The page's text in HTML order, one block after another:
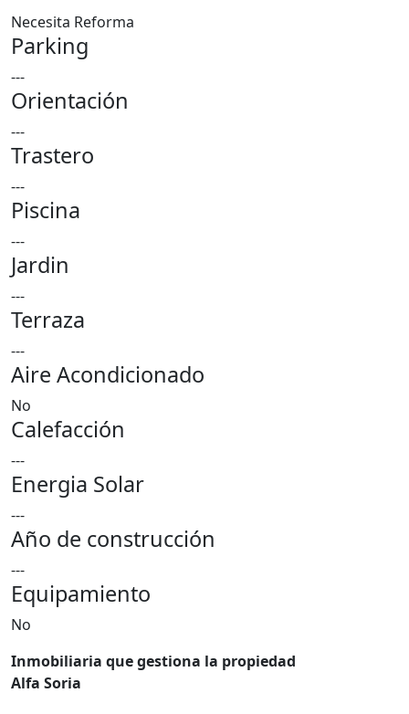
Necesita Reforma
Parking
---
Orientación
---
Trastero
---
Piscina
---
Jardin
---
Terraza
---
Aire Acondicionado
No
Calefacción
---
Energia Solar
---
Año de construcción
---
Equipamiento
No
Inmobiliaria que gestiona la propiedad
Alfa Soria